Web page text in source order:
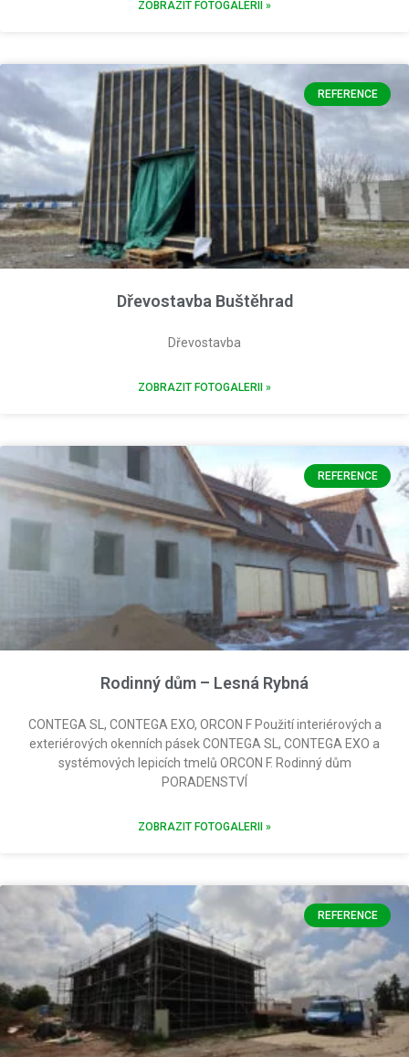
ZOBRAZIT FOTOGALERII »
REFERENCE
Dřevostavba Buštěhrad
Dřevostavba
ZOBRAZIT FOTOGALERII »
REFERENCE
Rodinný dům – Lesná Rybná
CONTEGA SL, CONTEGA EXO, ORCON F Použití interiérových a
exteriérových okenních pásek CONTEGA SL, CONTEGA EXO a
systémových lepicích tmelů ORCON F. Rodinný dům
PORADENSTVÍ
ZOBRAZIT FOTOGALERII »
REFERENCE